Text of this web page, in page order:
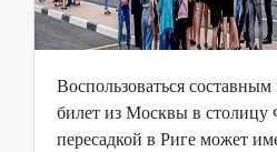
Воспользоваться
билет из Москвы в
пересадкой в Риге может